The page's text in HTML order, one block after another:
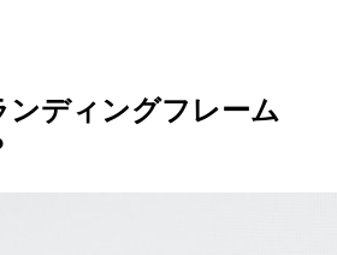
ンディングフレーム